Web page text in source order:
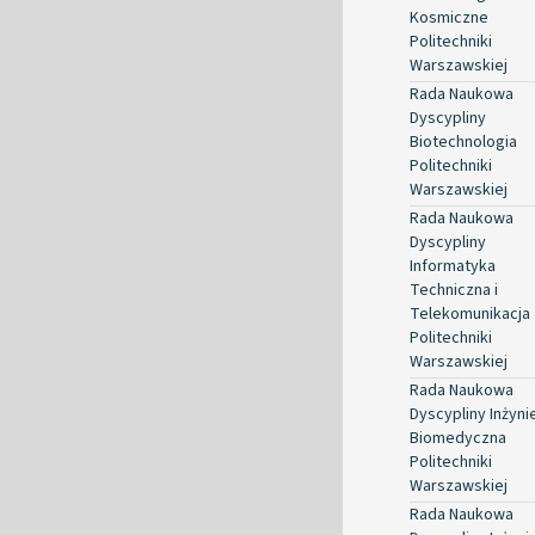
Kosmiczne
Politechniki
Warszawskiej
Rada Naukowa
Dyscypliny
Biotechnologia
Politechniki
Warszawskiej
Rada Naukowa
Dyscypliny
Informatyka
Techniczna i
Telekomunikacja
Politechniki
Warszawskiej
Rada Naukowa
Dyscypliny
Biomedyczna
Politechniki
Warszawskiej
Rada Naukowa